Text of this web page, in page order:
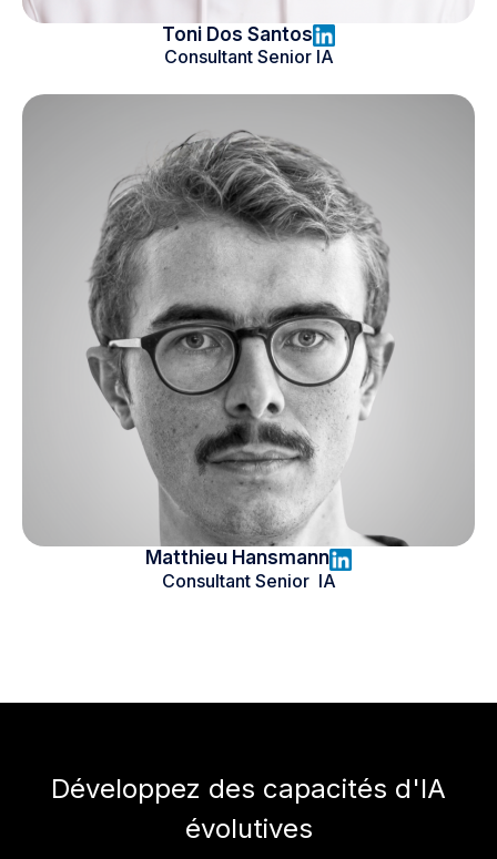
Toni Dos Santos
Consultant Senior IA
Matthieu Hansmann
Consultant Senior IA
Développez des capacités d'IA
évolutives